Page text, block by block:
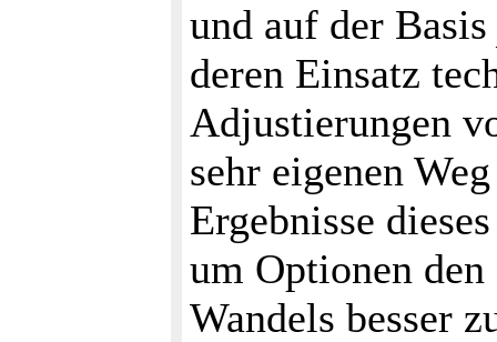
und auf der Basis
deren Einsatz
Adjustierungen
sehr eigenen
Ergebnisse
um Optionen
Wandels besser